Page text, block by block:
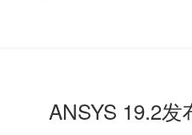
ANSYS 19.2